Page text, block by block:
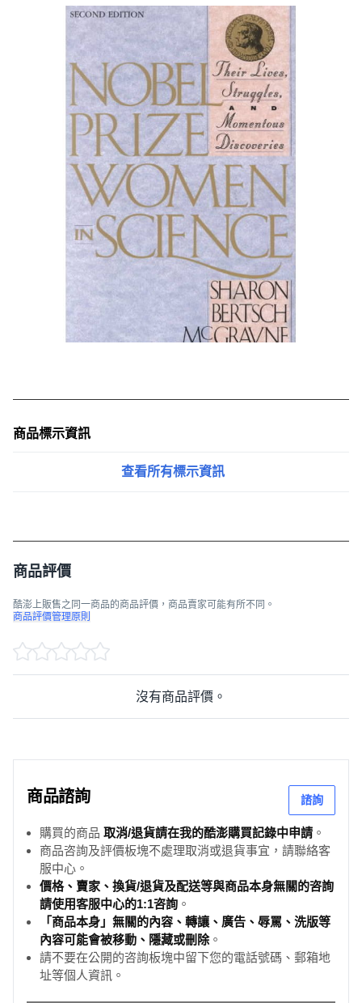
商品標示資訊
查看所有標示資訊
商品評價
酷澎上販售之同一商品的商品評價，商品賣家可能有所不同。
商品評價管理原則
沒有商品評價。
商品諮詢 諮詢
購買的商品 取消/退貨請在我的酷澎購買記錄中申請 。
商品咨詢及評價板塊不處理取消或退貨事宜，請聯絡客
服中心。
價格、賣家、換貨/退貨及配送等與商品本身無關的咨詢
請使用客服中心的1:1咨詢 。
「商品本身」無關的內容、轉讓、廣告、辱罵、洗版等
內容可能會被移動、隱藏或刪除。
請不要在公開的咨詢板塊中留下您的電話號碼、郵箱地
址等個人資訊。